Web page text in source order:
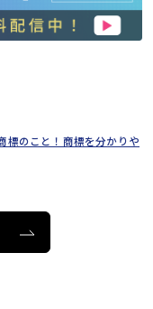
のこと！商標を分かりや